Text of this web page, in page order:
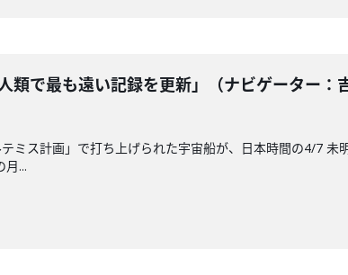
類で最も遠い記録を更新」（ナビゲーター
ミス計画」で打ち上げられた宇宙船が、日本時間の4/7
月...